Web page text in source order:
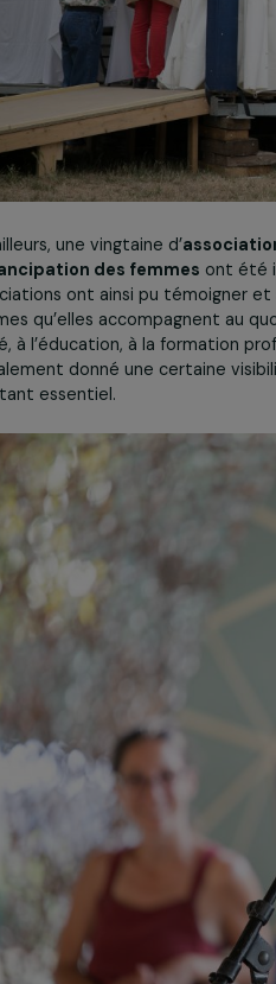
Par ailleurs, une vingtaine d’
émancipation des femmes
associations ont ainsi pu
femmes qu’elles
santé, à l’éducation, à la
a également donné une
pourtant essentiel.